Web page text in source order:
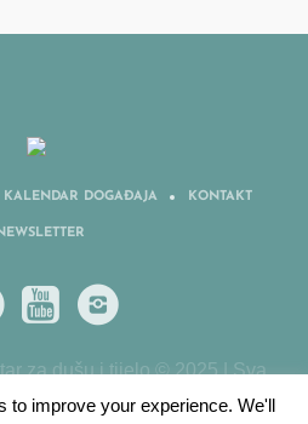
KALENDAR DOGAĐAJA KONTAKT
za dušu i tijelo © 2025 | Sva
zadržana
improve your experience. We'll